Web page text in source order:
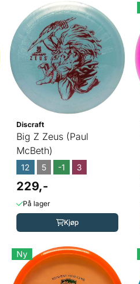
Discraft
Big Z Zeus (Paul
McBeth)
12 5 -1 3
229,-
På lager
Kjøp
Ny